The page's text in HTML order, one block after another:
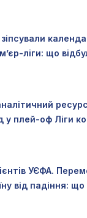
ліги: що
у плей-оф Ліги
УЄФА.
від падіння: що